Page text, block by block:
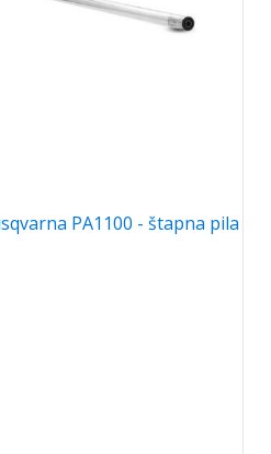
PA1100 - štapna pila